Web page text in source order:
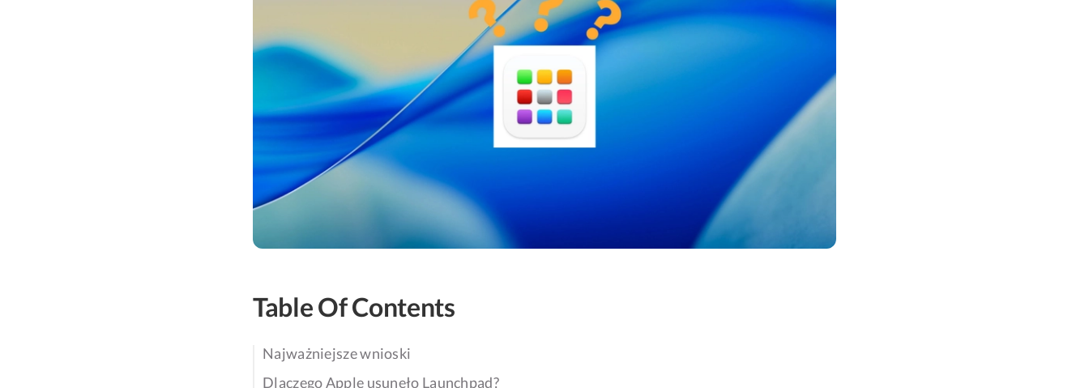
Table Of Contents
Najważniejsze wnioski
Dlaczego Apple usunęło Launchpad?